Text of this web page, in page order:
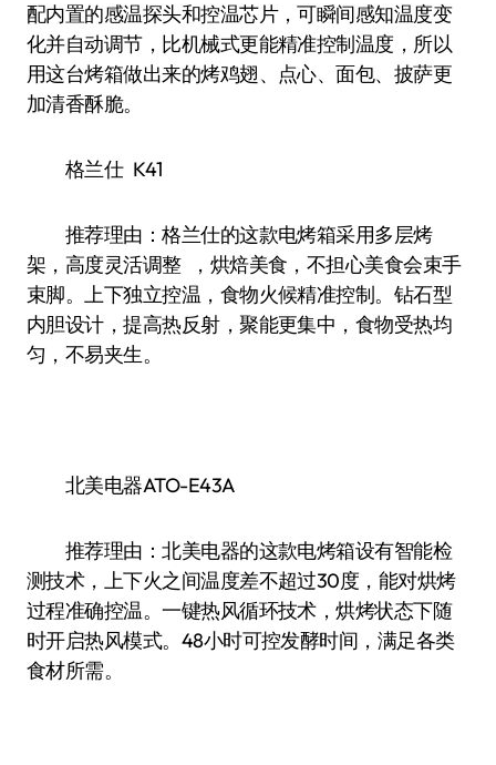
配内置的感温探头和控温芯片，可瞬间感知温度变
化并自动调节，比机械式更能精准控制温度，所以
用这台烤箱做出来的烤鸡翅、点心、面包、披萨更
加清香酥脆。
格兰仕 K41
推荐理由：格兰仕的这款电烤箱采用多层烤
架，高度灵活调整 ，烘焙美食，不担心美食会束手
束脚。上下独立控温，食物火候精准控制。钻石型
内胆设计，提高热反射，聚能更集中，食物受热均
匀，不易夹生。
北美电器ATO-E43A
推荐理由：北美电器的这款电烤箱设有智能检
测技术，上下火之间温度差不超过30度，能对烘烤
过程准确控温。一键热风循环技术，烘烤状态下随
时开启热风模式。48小时可控发酵时间，满足各类
食材所需。